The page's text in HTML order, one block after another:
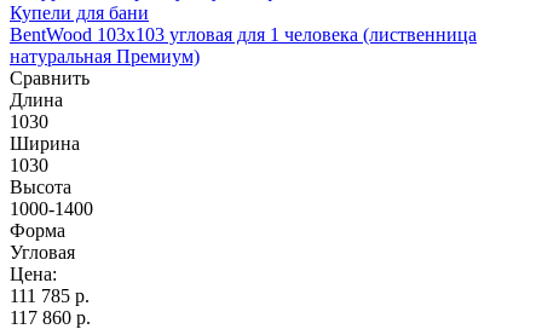
Купели для бани
BentWood 103х103 угловая для 1 человека (лиственница
натуральная Премиум)
Сравнить
Длина
1030
Ширина
1030
Высота
1000-1400
Форма
Угловая
Цена:
111 785 р.
117 860 р.